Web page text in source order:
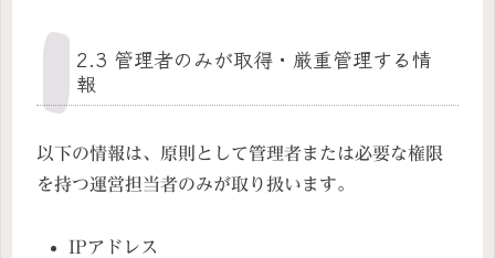
2.3 管理者のみが取得・厳重管理する情
報
以下の情報は、原則として管理者または必要な権限
を持つ運営担当者のみが取り扱います。
IPアドレス